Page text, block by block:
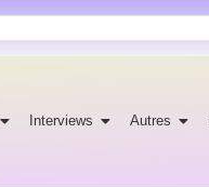
Interviews Autres